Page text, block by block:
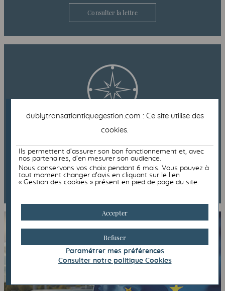
Consulter la lettre
Lettre trimestrielle
Consulter la lettre
dublytransatlantiquegestion.com : Ce site utilise des
cookies.
Ils permettent d’assurer son bon fonctionnement et, avec
nos partenaires, d’en mesurer son audience.
Nous conservons vos choix pendant 6 mois. Vous pouvez à
tout moment changer d’avis en cliquant sur le lien
« Gestion des cookies » présent en pied de page du site.
Accepter
Refuser
Paramétrer mes préférences
Consulter notre politique Cookies